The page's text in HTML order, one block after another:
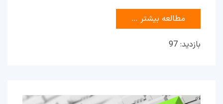
مطالعه بیشتر …
بازدید: 97